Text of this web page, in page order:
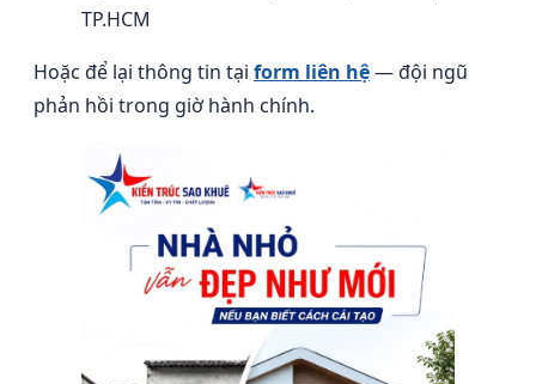
TP.HCM
Hoặc để lại thông tin tại form liên hệ— đội ngũ
phản hồi trong giờ hành chính.